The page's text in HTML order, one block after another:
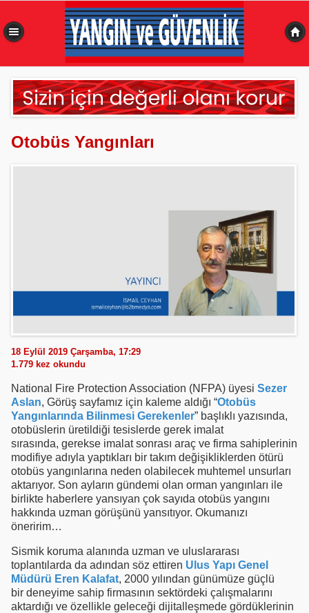
Otobüs Yangınları
18 Eylül 2019 Çarşamba, 17:29
1.779 kez okundu
National Fire Protection Association (NFPA) üyesi Sezer
Aslan, Görüş sayfamız için kaleme aldığı “Otobüs
Yangınlarında Bilinmesi Gerekenler” başlıklı yazısında,
otobüslerin üretildiği tesislerde gerek imalat
sırasında, gerekse imalat sonrası araç ve firma sahiplerinin
modifiye adıyla yaptıkları bir takım değişikliklerden ötürü
otobüs yangınlarına neden olabilecek muhtemel unsurları
aktarıyor. Son ayların gündemi olan orman yangınları ile
birlikte haberlere yansıyan çok sayıda otobüs yangını
hakkında uzman görüşünü yansıtıyor. Okumanızı
öneririm…
Sismik koruma alanında uzman ve uluslararası
toplantılarda da adından söz ettiren Ulus Yapı Genel
Müdürü Eren Kalafat, 2000 yılından günümüze güçlü
bir deneyime sahip firmasının sektördeki çalışmalarını
aktardığı ve özellikle geleceği dijitalleşmede gördüklerinin
0,492 sn